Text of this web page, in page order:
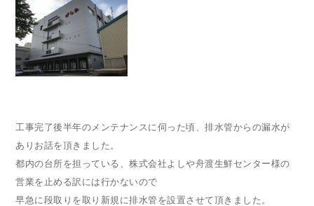
工事完了後半年のメンテナンスに伺った頃、排水管からの漏水が
ありお話を頂きました。
都内の台所を担っている、株式会社よしや舟渡生鮮センター様の
営業を止める訳には行かないので
早急に段取りを取り新規に排水管を設置させて頂きました。